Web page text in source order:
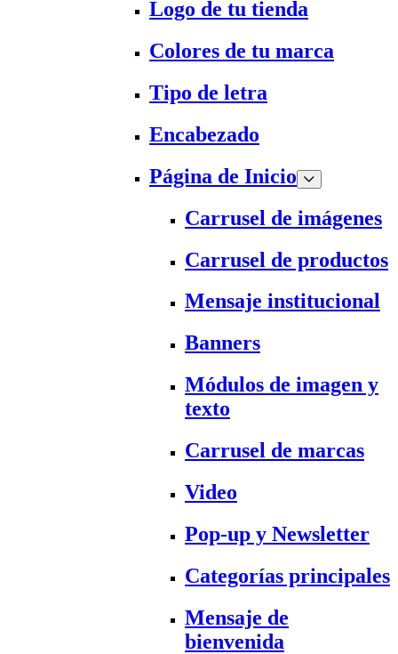
Logo de tu tienda
Colores de tu marca
Tipo de letra
Encabezado
Página de Inicio
Carrusel de imágenes
Carrusel de productos
Mensaje institucional
Banners
Módulos de imagen y
texto
Carrusel de marcas
Video
Pop-up y Newsletter
Categorías principales
Mensaje de
bienvenida